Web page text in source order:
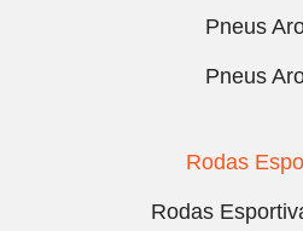
Pneus
Pneus
Rodas
Rodas